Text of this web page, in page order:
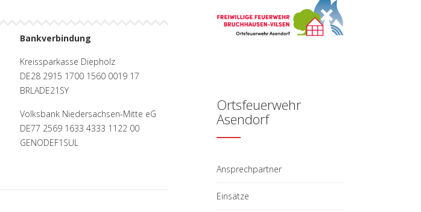
Bankverbindung
Kreissparkasse Diepholz
DE28 2915 1700 1560 0019 17
BRLADE21SY
Volksbank Niedersachsen-Mitte eG
DE77 2569 1633 4333 1122 00
GENODEF1SUL
Ortsfeuerwehr
Asendorf
Ansprechpartner
Einsätze